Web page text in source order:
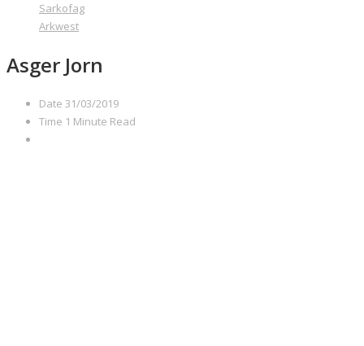
Sarkofag
Arkwest
Asger Jorn
Date 31/03/2019
Time 1 Minute Read